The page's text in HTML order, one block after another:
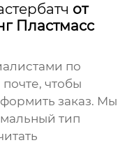
от
Пластмасс
по
чтобы
заказ. Мы
тип